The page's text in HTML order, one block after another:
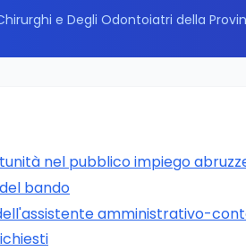
e Degli Odontoiatri della
nel pubblico impiego
bando
amministrativo-